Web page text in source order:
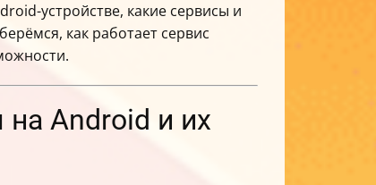
устройстве, какие сервисы и
как работает сервис
Android и их